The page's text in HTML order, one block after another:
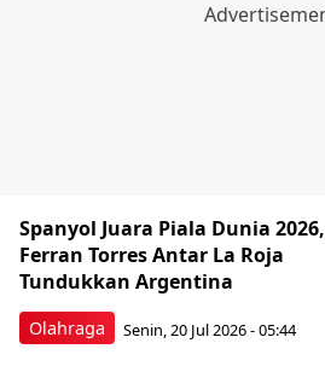
Olahraga
Spanyol Juara Piala Dunia 2026,
Ferran Torres Antar La Roja
Tundukkan Argentina
Senin, 20 Jul 2026 - 05:44